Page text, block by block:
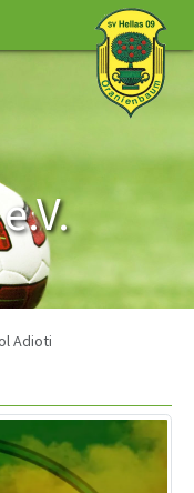
Adioti